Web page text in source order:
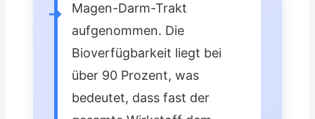
Magen-Darm-Trakt
aufgenommen. Die
Bioverfügbarkeit liegt bei
über 90 Prozent, was
bedeutet, dass fast der